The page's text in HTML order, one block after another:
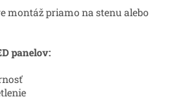
montáž priamo na stenu alebo
panelov: